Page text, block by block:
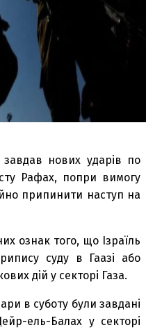
завдав нових ударів по
Рафах, попри вимогу
припинити наступ на
ознак того, що Ізраїль
суду в Гаазі або
дій у секторі Газа.
в суботу були завдані
ель-Балах у секторі